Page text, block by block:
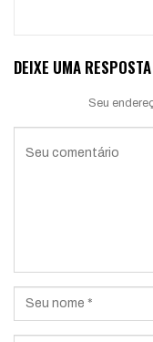
DEIXE UMA RESPOSTA
Seu